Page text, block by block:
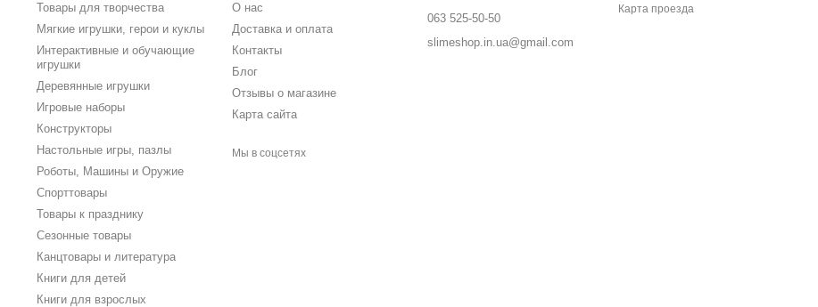
Товары для творчества
Мягкие игрушки, герои и куклы
Интерактивные и обучающие
игрушки
Деревянные игрушки
Игровые наборы
Конструкторы
Настольные игры, пазлы
Роботы, Машины и Оружие
Спорттовары
Товары к празднику
Сезонные товары
Канцтовары и литература
Книги для детей
Книги для взрослых
О нас
Доставка и оплата
Контакты
Блог
Отзывы о магазине
Карта сайта
Мы в соцсетях
063 525-50-50
slimeshop.in.ua@gmail.com
Карта проезда